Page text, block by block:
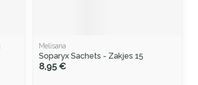
Melisana
Soparyx Sachets - Zakjes 15
8,95 €